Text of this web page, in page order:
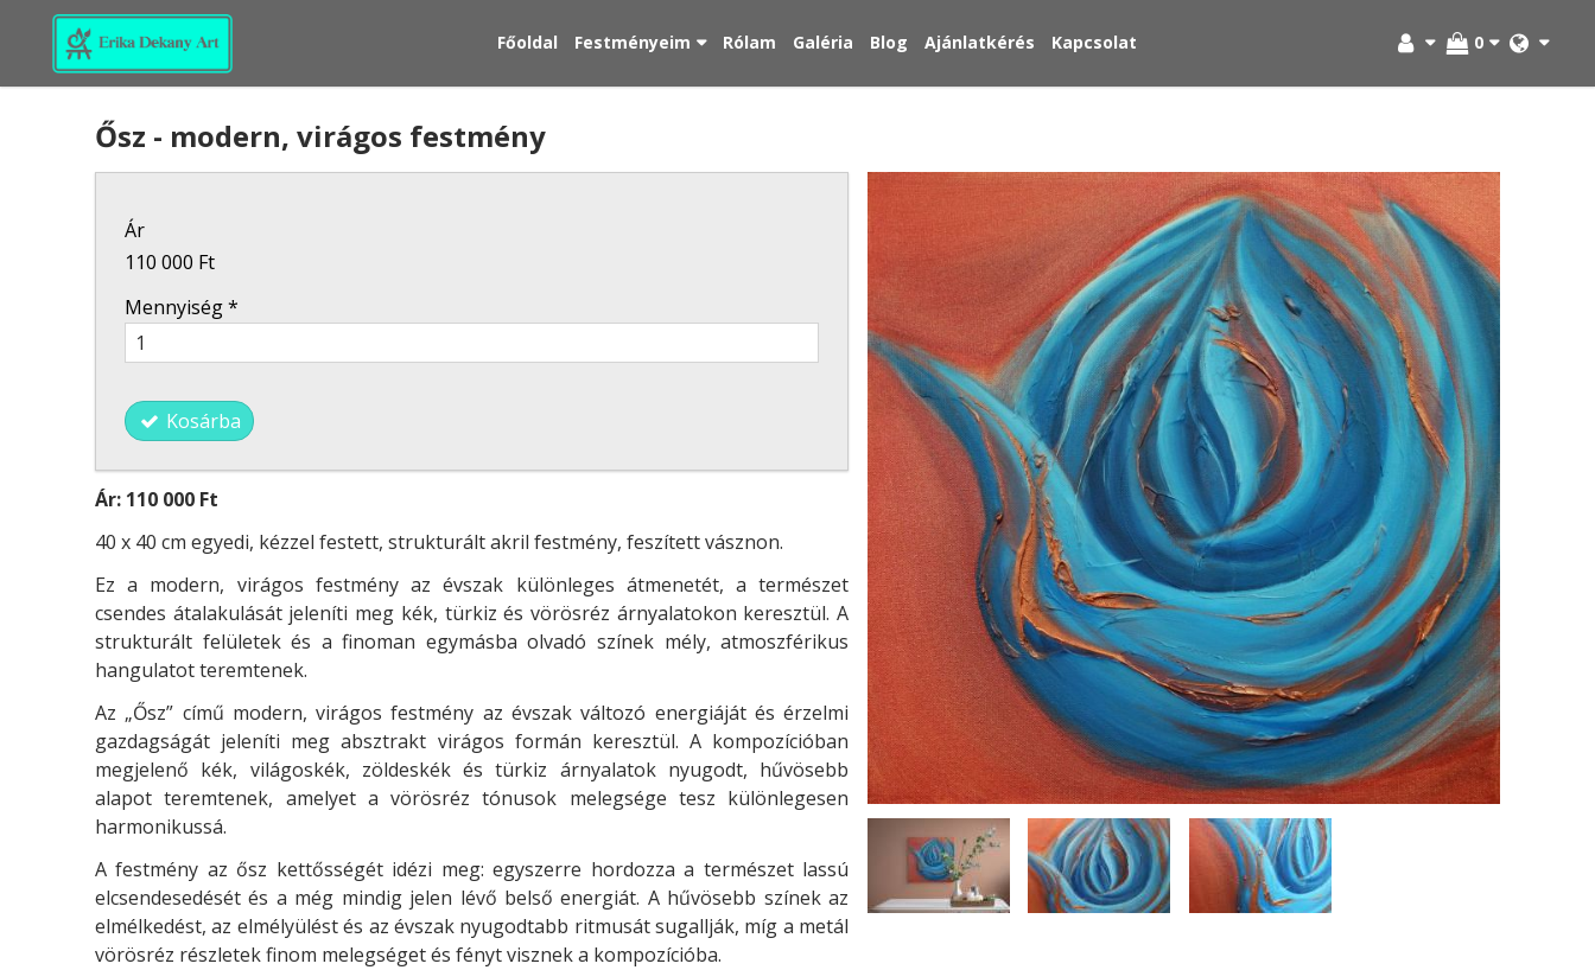
0
Főoldal Festményeim Rólam Galéria Blog Ajánlatkérés Kapcsolat
Ősz - modern, virágos festmény
Ár
110 000 Ft
Mennyiség*
Kosárba
Ár: 110 000 Ft
40 x 40 cm egyedi, kézzel festett, strukturált akril festmény, feszített vásznon.
Ez a modern, virágos festmény az évszak különleges átmenetét, a természet
csendes átalakulását jeleníti meg kék, türkiz és vörösréz árnyalatokon keresztül. A
strukturált felületek és a finoman egymásba olvadó színek mély, atmoszférikus
hangulatot teremtenek.
Az „Ősz” című modern, virágos festmény az évszak változó energiáját és érzelmi
gazdagságát jeleníti meg absztrakt virágos formán keresztül. A kompozícióban
megjelenő kék, világoskék, zöldeskék és türkiz árnyalatok nyugodt, hűvösebb
alapot teremtenek, amelyet a vörösréz tónusok melegsége tesz különlegesen
harmonikussá.
A festmény az ősz kettősségét idézi meg: egyszerre hordozza a természet lassú
elcsendesedését és a még mindig jelen lévő belső energiát. A hűvösebb színek az
elmélkedést, az elmélyülést és az évszak nyugodtabb ritmusát sugallják, míg a metál
vörösréz részletek finom melegséget és fényt visznek a kompozícióba.